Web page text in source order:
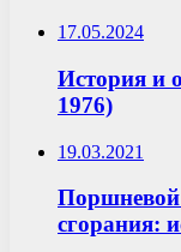
17.05.2024
История и
1976)
19.03.2021
Поршневой
сгорания: